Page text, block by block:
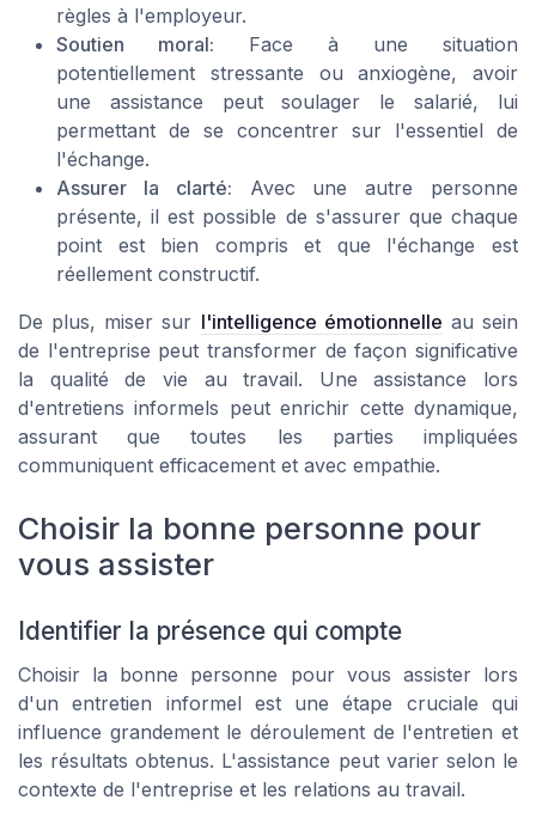
règles à l'employeur.
Soutien moral: Face à une situation
potentiellement stressante ou anxiogène, avoir
une assistance peut soulager le salarié, lui
permettant de se concentrer sur l'essentiel de
l'échange.
Assurer la clarté: Avec une autre personne
présente, il est possible de s'assurer que chaque
point est bien compris et que l'échange est
réellement constructif.
De plus, miser sur l'intelligence émotionnelle au sein
de l'entreprise peut transformer de façon significative
la qualité de vie au travail. Une assistance lors
d'entretiens informels peut enrichir cette dynamique,
assurant que toutes les parties impliquées
communiquent efficacement et avec empathie.
Choisir la bonne personne pour
vous assister
Identifier la présence qui compte
Choisir la bonne personne pour vous assister lors
d'un entretien informel est une étape cruciale qui
influence grandement le déroulement de l'entretien et
les résultats obtenus. L'assistance peut varier selon le
contexte de l'entreprise et les relations au travail.